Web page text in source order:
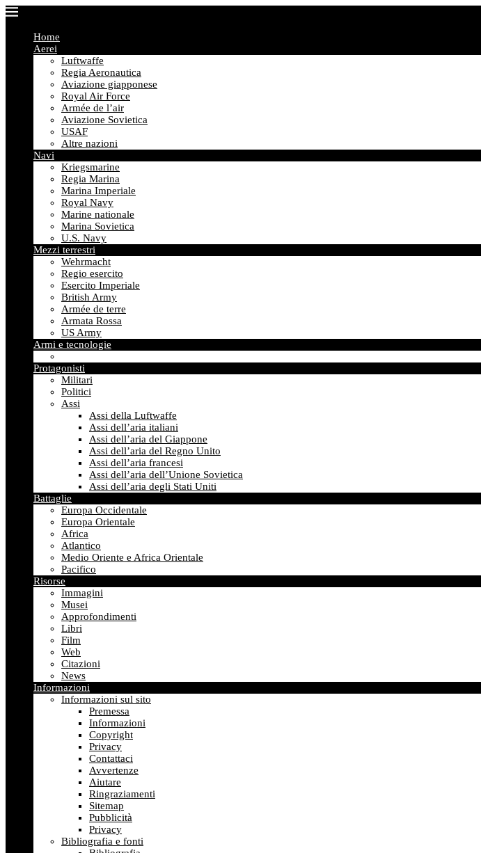
Home
Aerei
Luftwaffe
Regia Aeronautica
Aviazione giapponese
Royal Air Force
Armée de l’air
Aviazione Sovietica
USAF
Altre nazioni
Navi
Kriegsmarine
Regia Marina
Marina Imperiale
Royal Navy
Marine nationale
Marina Sovietica
U.S. Navy
Mezzi terrestri
Wehrmacht
Regio esercito
Esercito Imperiale
British Army
Armée de terre
Armata Rossa
US Army
Armi e tecnologie
Protagonisti
Militari
Politici
Assi
Assi della Luftwaffe
Assi dell’aria italiani
Assi dell’aria del Giappone
Assi dell’aria del Regno Unito
Assi dell’aria francesi
Assi dell’aria dell’Unione Sovietica
Assi dell’aria degli Stati Uniti
Battaglie
Europa Occidentale
Europa Orientale
Africa
Atlantico
Medio Oriente e Africa Orientale
Pacifico
Risorse
Immagini
Musei
Approfondimenti
Libri
Film
Web
Citazioni
News
Informazioni
Informazioni sul sito
Premessa
Informazioni
Copyright
Privacy
Contattaci
Avvertenze
Aiutare
Ringraziamenti
Sitemap
Pubblicità
Privacy
Bibliografia e fonti